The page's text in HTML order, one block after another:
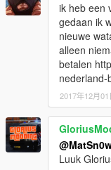
ik heb een
gedaan ik
nieuwe
alleen
betalen
nederland-
2017年12月01
Luuk